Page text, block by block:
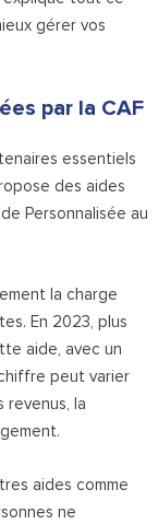
gérer vos
par la CAF
essentiels
des aides
Personnalisée au
la charge
En 2023, plus
aide, avec un
peut varier
la
aides comme
ne